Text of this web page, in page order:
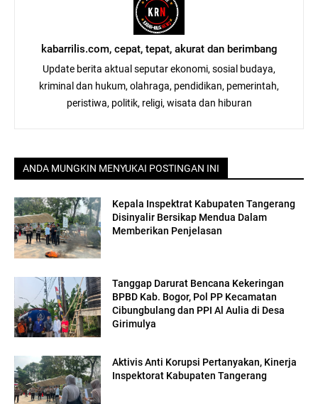
kabarrilis.com, cepat, tepat, akurat dan berimbang
Update berita aktual seputar ekonomi, sosial budaya,
kriminal dan hukum, olahraga, pendidikan, pemerintah,
peristiwa, politik, religi, wisata dan hiburan
ANDA MUNGKIN MENYUKAI POSTINGAN INI
Kepala Inspektrat Kabupaten Tangerang
Disinyalir Bersikap Mendua Dalam
Memberikan Penjelasan
Tanggap Darurat Bencana Kekeringan
BPBD Kab. Bogor, Pol PP Kecamatan
Cibungbulang dan PPI Al Aulia di Desa
Girimulya
Aktivis Anti Korupsi Pertanyakan, Kinerja
Inspektorat Kabupaten Tangerang